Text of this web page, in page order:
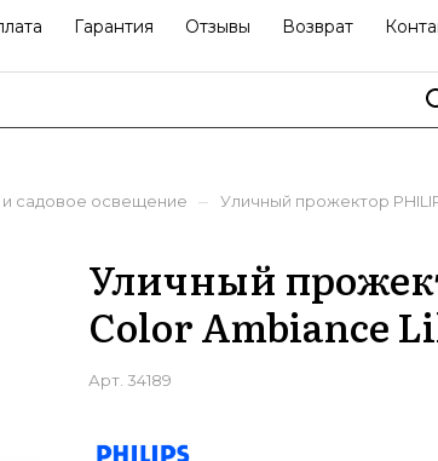
Гарантия Отзывы Возврат
садовое освещение – Уличный прожектор
Уличный
Color Ambiance
Арт. 34189